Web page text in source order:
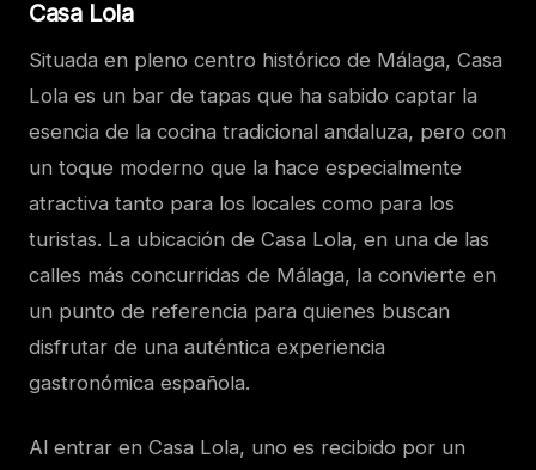
Casa Lola
Situada en pleno centro histórico de Málaga, Casa
Lola es un bar de tapas que ha sabido captar la
esencia de la cocina tradicional andaluza, pero con
un toque moderno que la hace especialmente
atractiva tanto para los locales como para los
turistas. La ubicación de Casa Lola, en una de las
calles más concurridas de Málaga, la convierte en
un punto de referencia para quienes buscan
disfrutar de una auténtica experiencia
gastronómica española.
Al entrar en Casa Lola, uno es recibido por un